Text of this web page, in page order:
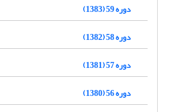
دوره 59 (1383)
دوره 58 (1382)
دوره 57 (1381)
دوره 56 (1380)